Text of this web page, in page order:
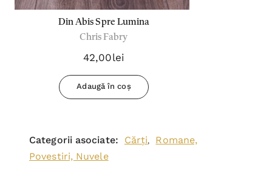
Din Abis Spre Lumina
Chris Fabry
42,00lei
Adaugă în coș
Categorii asociate: Cărți,
Romane,
Povestiri, Nuvele